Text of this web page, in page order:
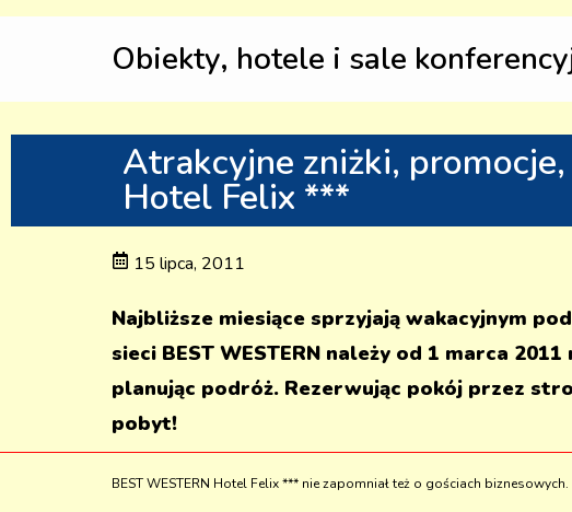
Obiekty, hotele i sale
Atrakcyjne zniżki,
Hotel Felix ***
15 lipca, 2011
Najbliższe miesiące sprzyjają wakacyjnym
sieci BEST WESTERN należy od 1 marca
planując podróż. Rezerwując pokój przez
pobyt!
BEST WESTERN Hotel Felix *** nie zapomniał też o gościach